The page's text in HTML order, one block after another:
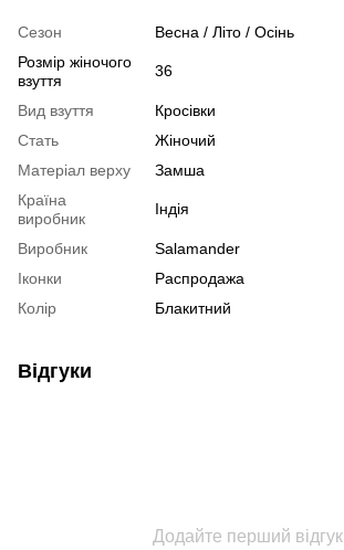
Сезон
Весна / Літо / Осінь
Розмір жіночого
взуття
36
Вид взуття
Кросівки
Стать
Жіночий
Матеріал верху
Замша
Країна
виробник
Індія
Виробник
Salamander
Іконки
Распродажа
Колір
Блакитний
Відгуки
Додайте перший відгук